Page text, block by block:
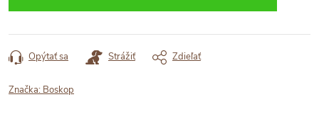
Opýtať sa Strážiť Zdieľať
Značka: Boskop